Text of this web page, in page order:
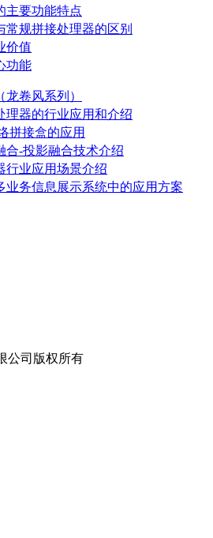
主要功能特点
常规拼接处理器的区别
价值
功能
卷风系列）
理器的行业应用和介绍
拼接盒的应用
合-投影融合技术介绍
行业应用场景介绍
业务信息展示系统中的应用方案
公司版权所有